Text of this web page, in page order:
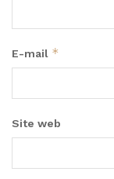
E-mail *
Site web